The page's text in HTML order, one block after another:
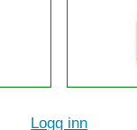
Logg inn